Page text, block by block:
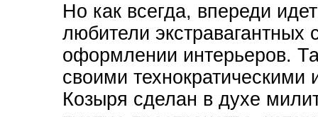
Но как всегда, впереди
любители экстравагантных
оформлении интерьеров.
своими технократическими
Козыря сделан в духе